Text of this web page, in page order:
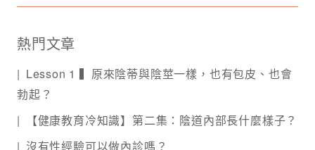
熱門文章
Lesson 1 ▍原來陰蒂與陰莖一樣，也有包皮、也會
勃起？
【健康教育冷知識】第二集：陰道內部長什麼樣子？
沒有性經驗可以做內診嗎？